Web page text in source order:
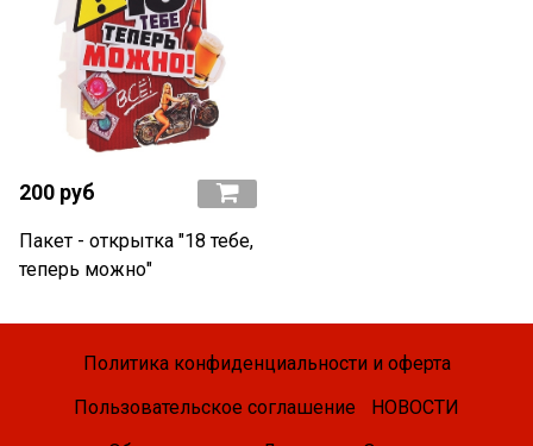
200 руб
Пакет - открытка "18 тебе,
теперь можно"
Политика конфиденциальности и оферта
Пользовательское соглашение
НОВОСТИ